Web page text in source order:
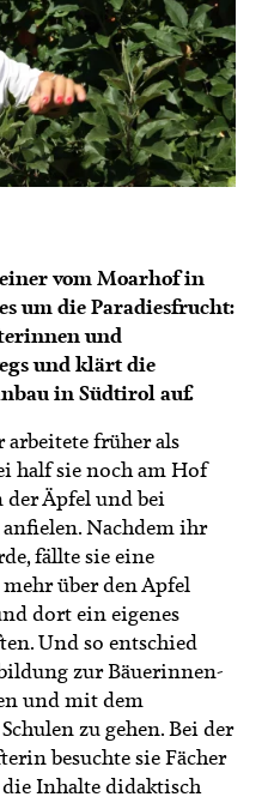
vom Moarhof in
um die Paradiesfrucht:
und
und klärt die
in Südtirol auf.
früher als
half sie noch am Hof
Äpfel und bei
Nachdem ihr
fällte sie eine
über den Apfel
dort ein eigenes
Und so entschied
zur Bäuerinnen-
und mit dem
zu gehen. Bei der
besuchte sie Fächer
Inhalte didaktisch